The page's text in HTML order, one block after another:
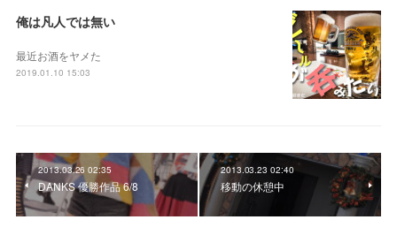
俺は凡人では無い
最近お酒をヤメた
2019.01.10 15:03
2013.03.26 02:35
DANKS 優勝作品 6/8
2013.03.23 02:40
移動の休憩中